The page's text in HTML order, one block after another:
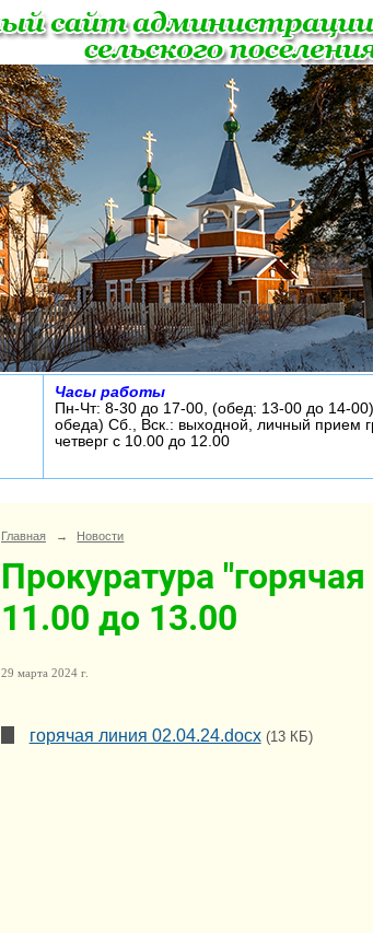
Часы работы
Пн-Чт: 8-30 до 17-00, (обед: 13-00 до 14-
обеда) Сб., Вск.: выходной, личный прием
четверг с 10.00 до 12.00
Главная → Новости
Прокуратура
11.00 до 13.00
29 марта 2024 г.
горячая линия 02.04.24.docx (13 КБ)